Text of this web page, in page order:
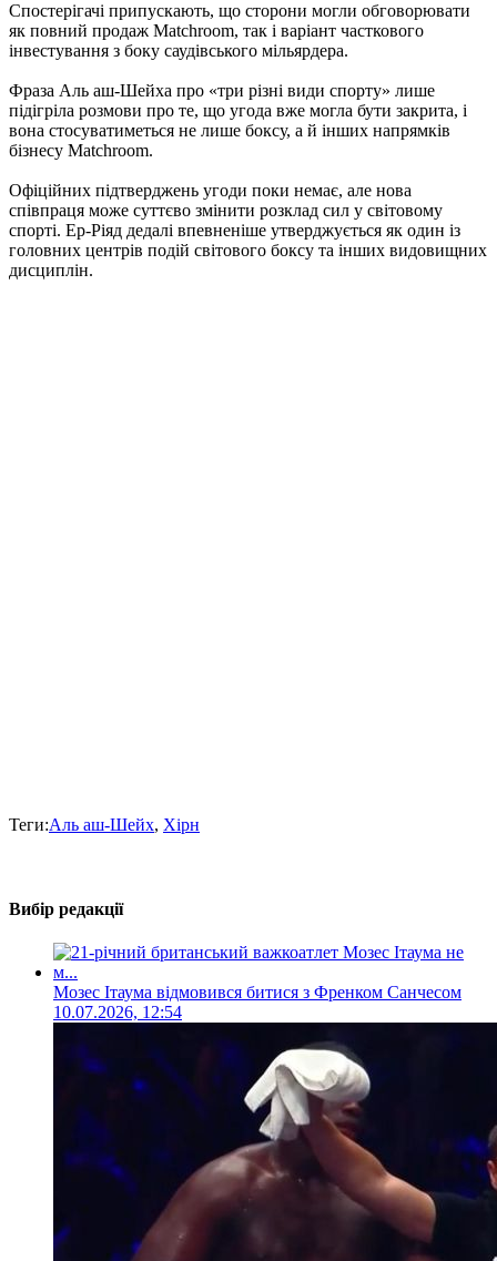
Спостерігачі припускають, що сторони могли обговорювати
як повний продаж Matchroom, так і варіант часткового
інвестування з боку саудівського мільярдера.
Фраза Аль аш-Шейха про «три різні види спорту» лише
підігріла розмови про те, що угода вже могла бути закрита, і
вона стосуватиметься не лише боксу, а й інших напрямків
бізнесу Matchroom.
Офіційних підтверджень угоди поки немає, але нова
співпраця може суттєво змінити розклад сил у світовому
спорті. Ер-Ріяд дедалі впевненіше утверджується як один із
головних центрів подій світового боксу та інших видовищних
дисциплін.
Теги:Аль аш-Шейх, Хірн
Вибір редакції
Мозес Ітаума відмовився битися з Френком Санчесом
10.07.2026, 12:54